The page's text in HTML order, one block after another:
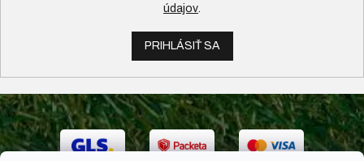
údajov
PRIHLÁSIŤ SA